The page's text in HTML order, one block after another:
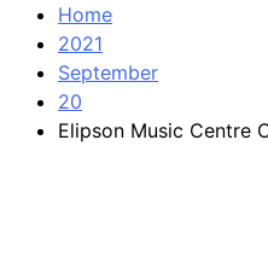
Home
2021
September
20
Elipson Music Centre